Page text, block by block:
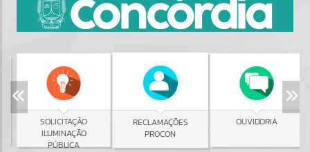
SOLICITAÇÃO
ILUMINAÇÃO
PÚBLICA
RECLAMAÇÕES
PROCON
OUVIDORIA